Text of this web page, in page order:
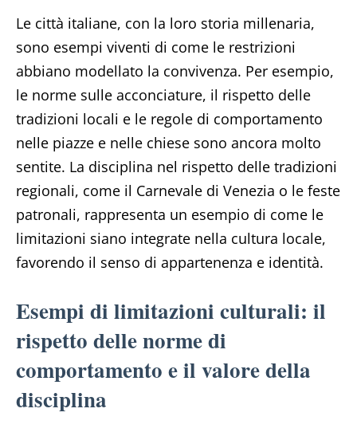
Le città italiane, con la loro storia millenaria,
sono esempi viventi di come le restrizioni
abbiano modellato la convivenza. Per esempio,
le norme sulle acconciature, il rispetto delle
tradizioni locali e le regole di comportamento
nelle piazze e nelle chiese sono ancora molto
sentite. La disciplina nel rispetto delle tradizioni
regionali, come il Carnevale di Venezia o le feste
patronali, rappresenta un esempio di come le
limitazioni siano integrate nella cultura locale,
favorendo il senso di appartenenza e identità.
Esempi di limitazioni culturali: il
rispetto delle norme di
comportamento e il valore della
disciplina